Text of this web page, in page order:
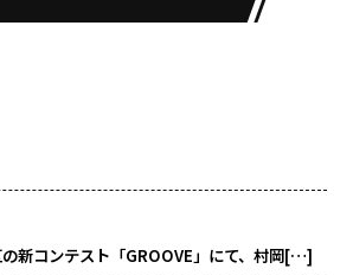
の新コンテスト「GROOVE」にて、村岡[…]